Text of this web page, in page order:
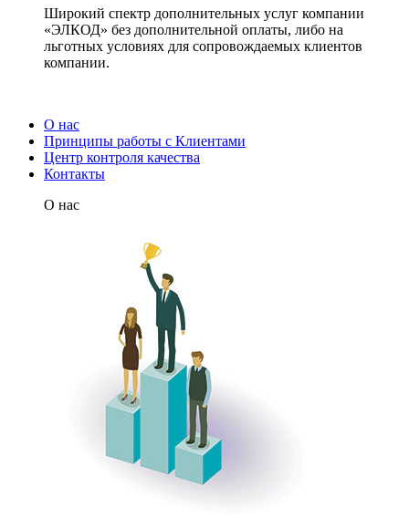
Широкий спектр дополнительных услуг компании
«ЭЛКОД» без дополнительной оплаты, либо на
льготных условиях для сопровождаемых клиентов
компании.
О нас
Принципы работы с Клиентами
Центр контроля качества
Контакты
О нас